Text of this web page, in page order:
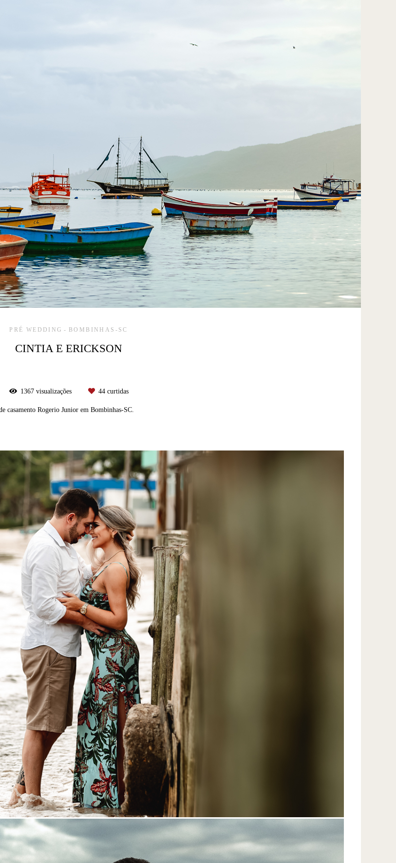
PRÉ WEDDING BOMBINHAS-SC
CINTIA E ERICKSON
1367visualizações 44curtidas
casamento Rogerio Junior em Bombinhas-SC.